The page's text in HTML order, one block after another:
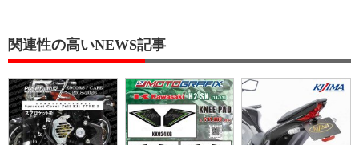
関連性の高いNEWS記事